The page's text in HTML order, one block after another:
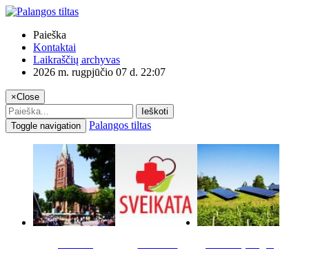
Paieška
Kontaktai
Laikraščių archyvas
2026 m. rugpjūčio 07 d. 22:07
×Close
Ieškoti
Toggle navigation
Palangos tiltas